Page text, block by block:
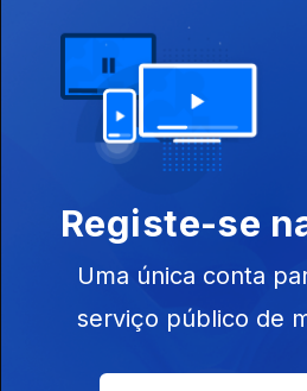
4h "Ano perdido" diz o ex
educação sobre os exames
3h Caso Luís Neves. PR
das instituições
Registe-se
Uma única conta
serviço público de